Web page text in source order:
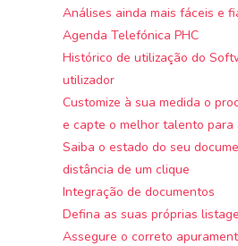
Análises ainda mais fáceis e
Agenda Telefónica PHC
Histórico de utilização do
utilizador
Customize à sua medida o
e capte o melhor talento para
Saiba o estado do seu
distância de um clique
Integração de documentos
Defina as suas próprias
Assegure o correto